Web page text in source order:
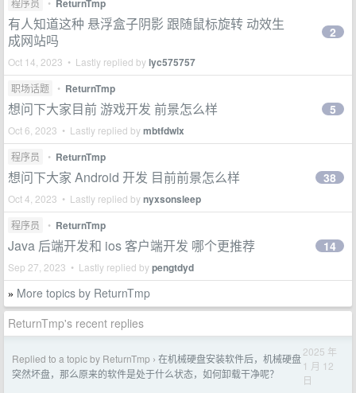
程序员 • ReturnTmp
有人知道这种 悬浮盒子阴影 跟随鼠标旋转 动效生
成网站吗
Oct 14, 2023 • Lastly replied bylyc575757
2
职场话题 • ReturnTmp
想问下大家目前 游戏开发 前景怎么样
Oct 6, 2023 • Lastly replied bymbtfdwlx
5
程序员 • ReturnTmp
想问下大家 Android 开发 目前前景怎么样
Oct 4, 2023 • Lastly replied bynyxsonsleep
38
程序员 • ReturnTmp
Java 后端开发和 ios 客户端开发 哪个更推荐
Sep 27, 2023 • Lastly replied bypengtdyd
14
» More topics by ReturnTmp
ReturnTmp's recent replies
Replied to a topic by ReturnTmp › 在机械硬盘安装软件后，机械硬盘
突然坏盘，那么原来的软件是处于什么状态，如何卸载干净呢？
2025 年
1 月 12
日